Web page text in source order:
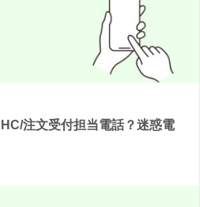
注文受付担当電話？迷惑電